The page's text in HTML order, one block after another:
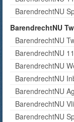
BarendrechtNU
BarendrechtNU
BarendrechtNU
BarendrechtNU
BarendrechtNU
BarendrechtNU
BarendrechtNU
BarendrechtNU
BarendrechtNU